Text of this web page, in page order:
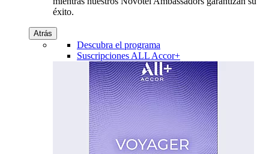
éxito.
Atrás
Descubra el programa
Suscripciones ALL Accor+